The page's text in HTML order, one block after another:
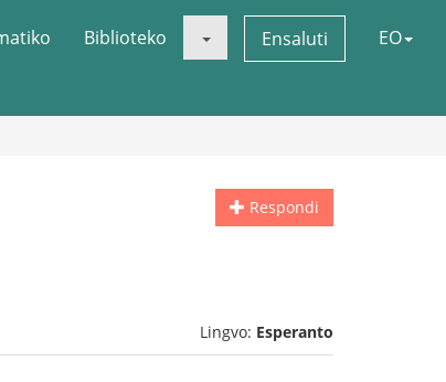
Biblioteko Ensaluti EO
Respondi
Lingvo: Esperanto